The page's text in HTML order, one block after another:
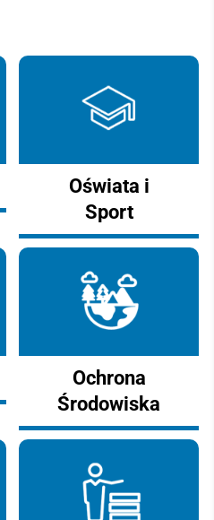
Oświata i
Sport
Ochrona
Środowiska